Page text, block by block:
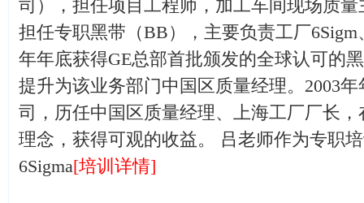
司），担任项目工程师，加工车间现场质量
担任专职黑带（BB），主要负责工厂6Sigm
年年底获得GE总部首批颁发的全球认可的
提升为该业务部门中国区质量经理。2003
司，历任中国区质量经理、上海工厂厂长
理念，获得可观的收益。 吕老师作为专职
6Sigma[培训详情]